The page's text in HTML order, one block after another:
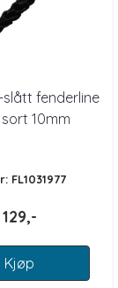
slått fenderline
10mm
FL1031977
129,-
Kjøp